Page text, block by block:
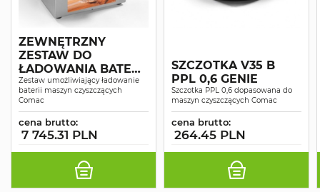
ZEWNĘTRZNY
ZESTAW DO
ŁADOWANIA BATERII
VISPA
Zestaw umożliwiający ładowanie
baterii maszyn czyszczących
Comac
cena brutto:
7 745.31 PLN
SZCZOTKA V35 B
PPL 0,6 GENIE
Szczotka PPL 0,6 dopasowana do
maszyn czyszczących Comac
cena brutto:
264.45 PLN